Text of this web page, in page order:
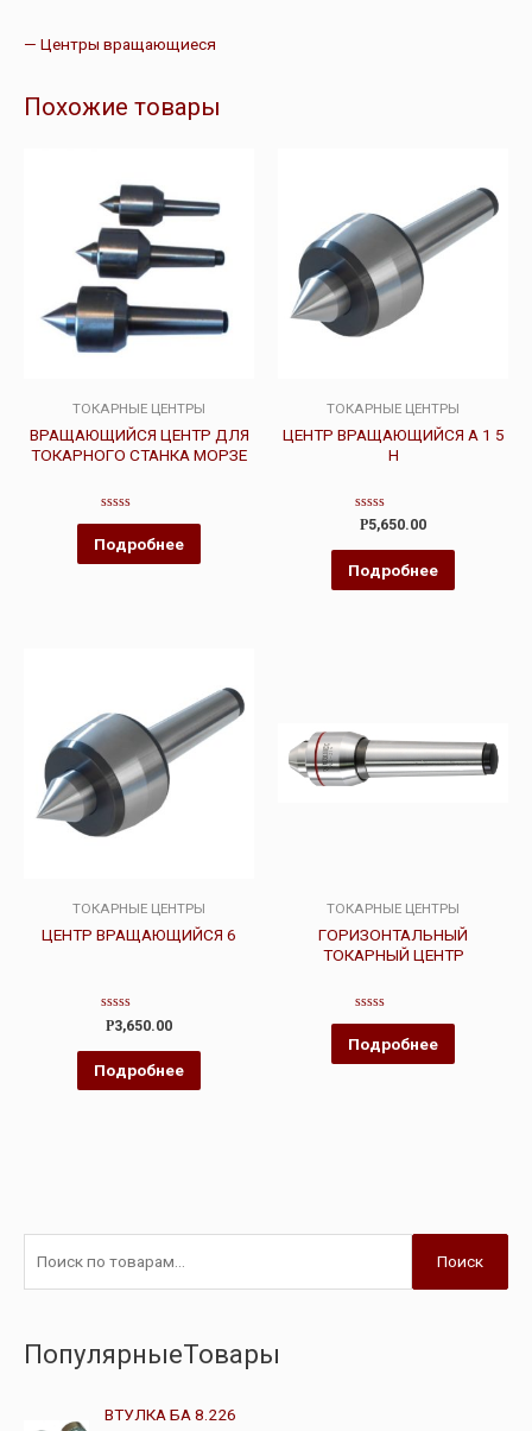
— Центры вращающиеся
Похожие товары
ТОКАРНЫЕ ЦЕНТРЫ
ВРАЩАЮЩИЙСЯ ЦЕНТР ДЛЯ
ТОКАРНОГО СТАНКА МОРЗЕ
Оценка
из
5
Подробнее
ТОКАРНЫЕ ЦЕНТРЫ
ЦЕНТР ВРАЩАЮЩИЙСЯ А 1 5
Н
Оценка
из
Р5,650.00
Подробнее
ТОКАРНЫЕ ЦЕНТРЫ
ЦЕНТР ВРАЩАЮЩИЙСЯ 6
Оценка
0
из
Р3,650.00
Подробнее
ТОКАРНЫЕ ЦЕНТРЫ
ГОРИЗОНТАЛЬНЫЙ
ТОКАРНЫЙ ЦЕНТР
Оценка
из
5
Подробнее
Поиск
ПопулярныеТовары
ВТУЛКА БА 8.226